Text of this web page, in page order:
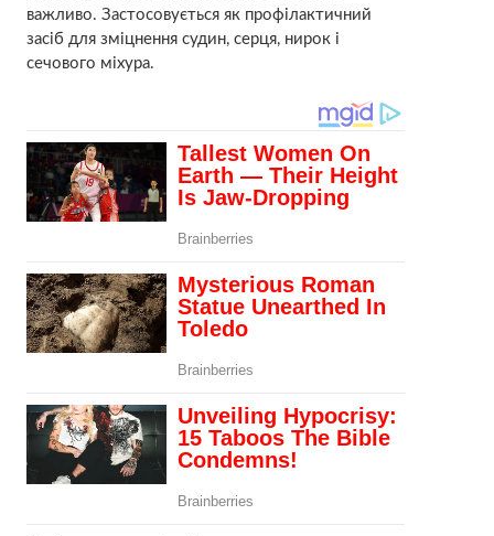
важливо. Застосовується як профілактичний
засіб для зміцнення судин, серця, нирок і
сечового міхура.